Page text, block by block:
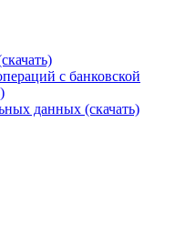
с банковской
данных (скачать)